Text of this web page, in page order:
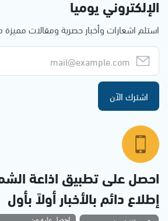
الإلكتروني يوميا
استلم اشعارات وأخبار حصرية ومقالات
اشترك الآن
احصل على تطبيق اذاعة
إطلاع دائم بالأخبار أولاً بأول